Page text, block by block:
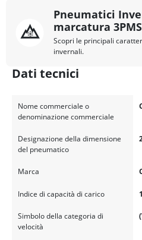
Pneumatici
marcatura
Scopri le principali
invernali.
Dati tecnici
Nome commerciale o
denominazione commerciale
Designazione della dimensione
del pneumatico
Marca
Indice di capacità di carico
Simbolo della categoria di
velocità